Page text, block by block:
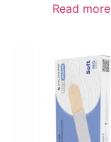
Read more